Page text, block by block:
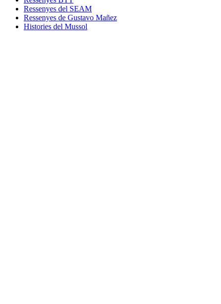
Ressenyes del SEAM
Ressenyes de Gustavo Mañez
Histories del Mussol